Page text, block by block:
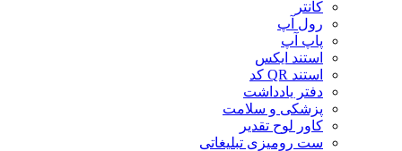
کانتر
رول آپ
پاپ آپ
استند ایکس
استند QR کد
دفتر یادداشت
پزشکی و سلامت
کاور لوح تقدیر
ست رومیزی تبلیغاتی